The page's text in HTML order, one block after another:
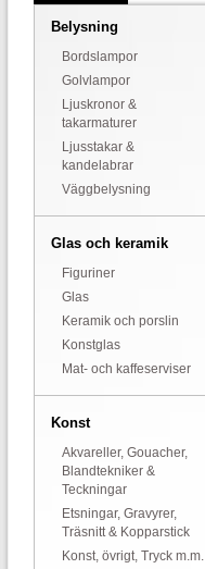
Belysning
Bordslampor
Golvlampor
Ljuskronor &
takarmaturer
Ljusstakar &
kandelabrar
Väggbelysning
Glas och keramik
Figuriner
Glas
Keramik och porslin
Konstglas
Mat- och kaffeserviser
Konst
Akvareller, Gouacher,
Blandtekniker &
Teckningar
Etsningar, Gravyrer,
Träsnitt & Kopparstick
Konst, övrigt, Tryck m.m.